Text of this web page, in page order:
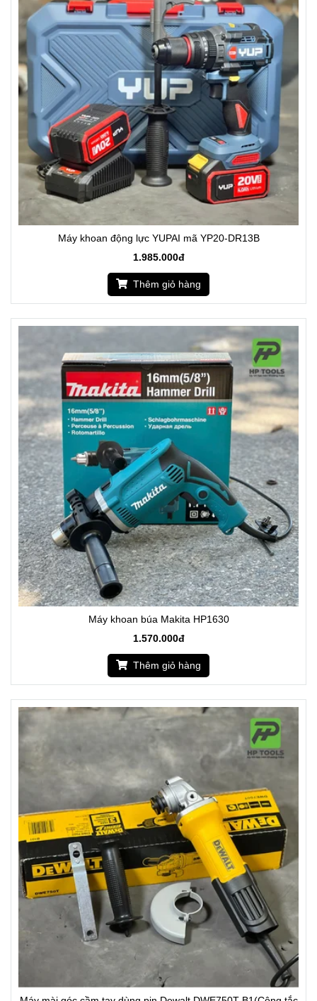
Máy khoan động lực YUPAI mã YP20-DR13B
1.985.000đ
Thêm giỏ hàng
Máy khoan búa Makita HP1630
1.570.000đ
Thêm giỏ hàng